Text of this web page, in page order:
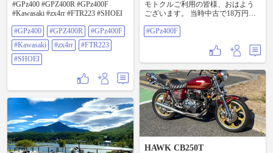
#GPz400 #GPZ400R #GPz400F
#Kawasaki #zx4rr #FTR223 #SHOEI
#GPz400 #GPZ400R
#GPz400F
#Kawasaki
#zx4rr
#FTR223
#SHOEI
モトクルご利用の皆様、おはよう
ございます。 当時中古で18万円で
上出しても買えないバイクになり
いというバイクでしたが、 今は逆
に人気があるみたい………😎 少し
前に乗ってる人を見ました😦 ＃
GPz400F
#GPz400F
HAWK CB250T